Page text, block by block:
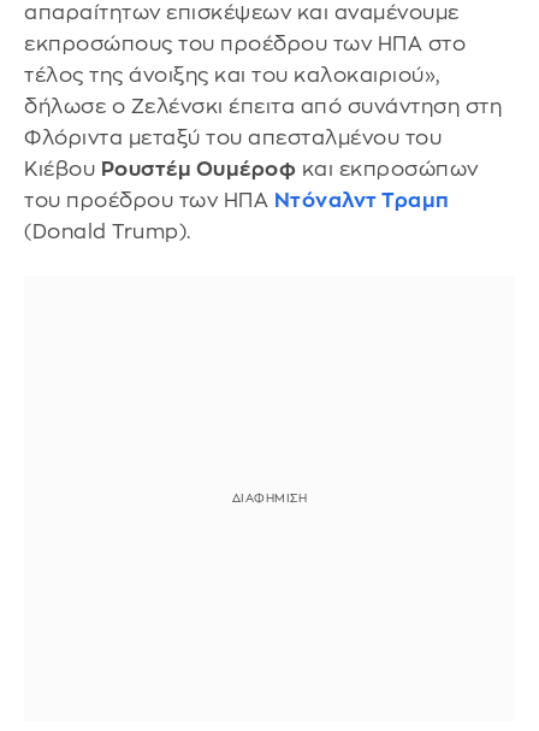
απαραίτητων επισκέψεων και αναμένουμε
εκπροσώπους του προέδρου των ΗΠΑ στο
τέλος της άνοιξης και του καλοκαιριού»,
δήλωσε ο Ζελένσκι έπειτα από συνάντηση στη
Φλόριντα μεταξύ του απεσταλμένου του
Κιέβου Ρουστέμ Ουμέροφ και εκπροσώπων
του προέδρου των ΗΠΑ Ντόναλντ Τραμπ
(Donald Trump).